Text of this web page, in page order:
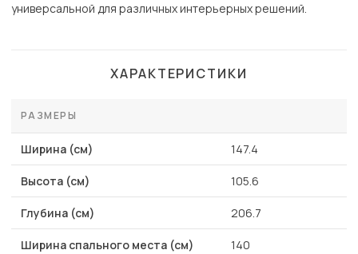
универсальной для различных интерьерных решений.
ХАРАКТЕРИСТИКИ
РАЗМЕРЫ
Ширина (см) 147.4
Высота (см) 105.6
Глубина (см) 206.7
Ширина спального места (см) 140